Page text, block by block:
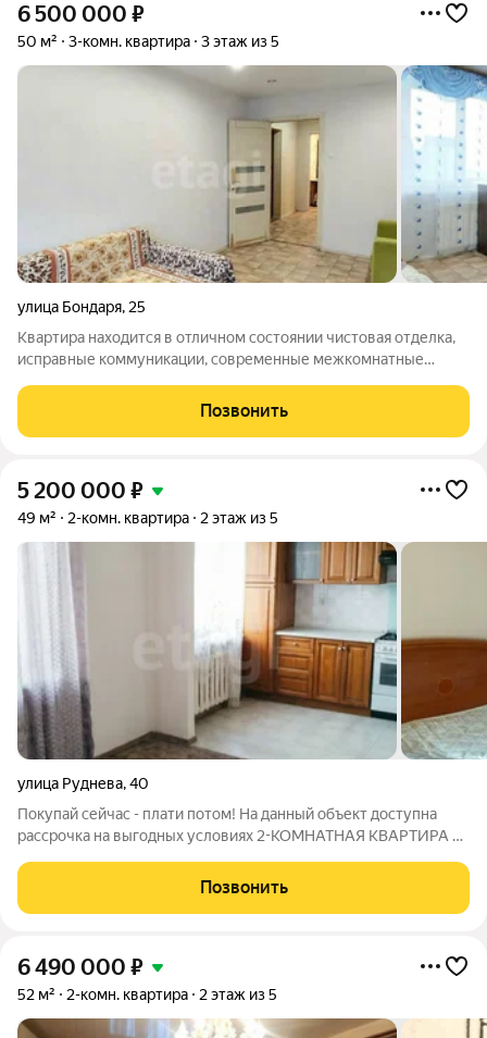
6 500 000 ₽
50 м² 3-комн. квартира 3 этаж из 5
улица Бондаря, 25
Квартира находится в отличном состоянии чистовая отделка,
исправные коммуникации, современные межкомнатные
заселяться сразу после покупки. Функциональная планировка
включает изолированные комнаты,
Позвонить
5 200 000 ₽
49 м² 2-комн. квартира 2 этаж из 5
улица Руднева,40
Покупай сейчас - плати потом! На данный объект доступна
рассрочка на выгодных условиях 2-КОМНАТНАЯ КВАРТИРА В
Пластиковые окна +
Позвонить
6 490 000 ₽
52 м² 2-комн. квартира 2 этаж из 5